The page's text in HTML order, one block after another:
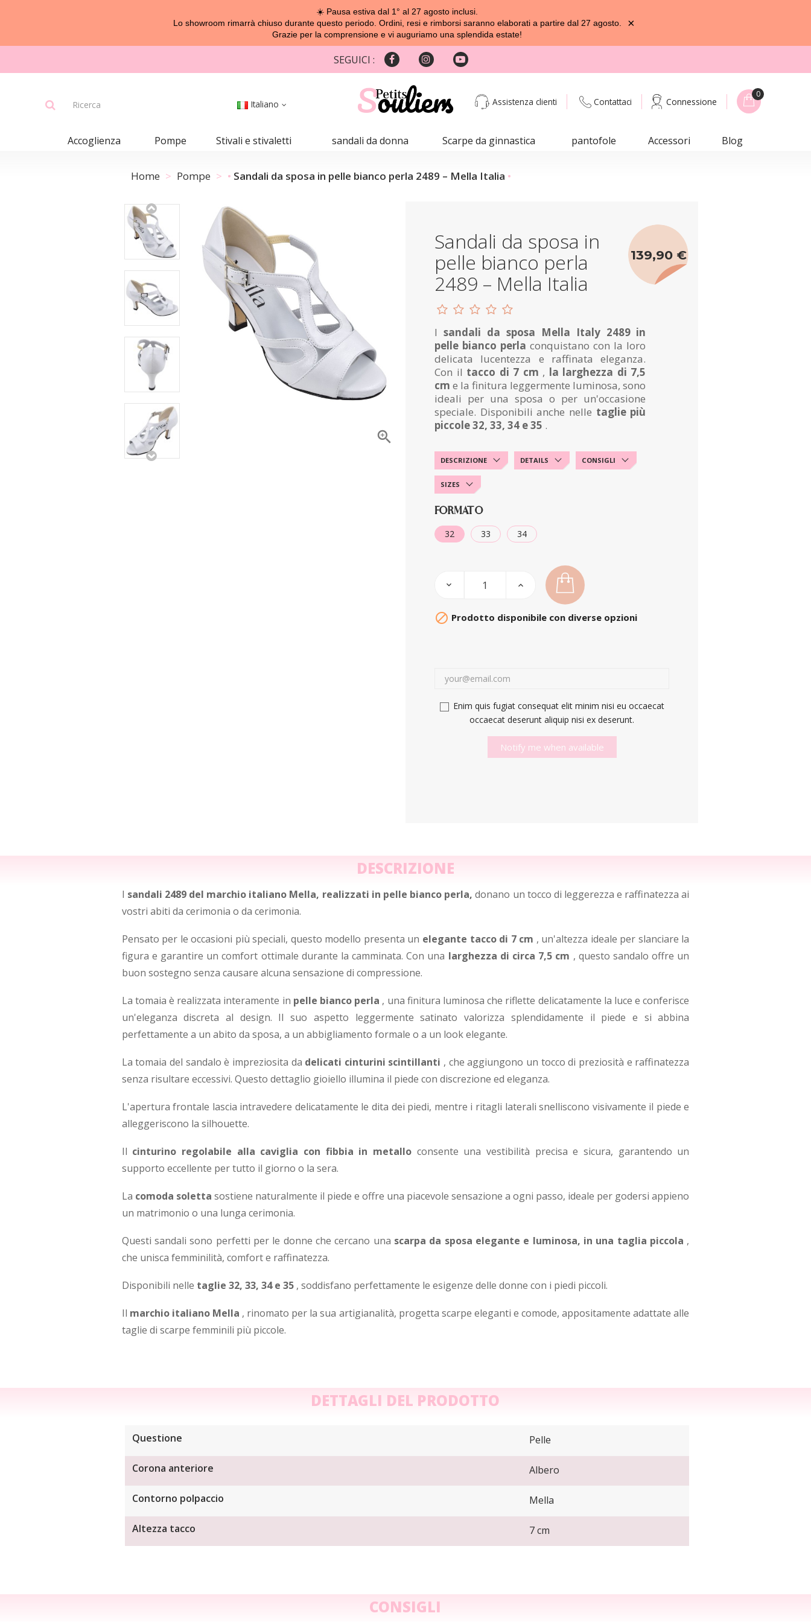
☀️ Pausa estiva dal 1° al 27 agosto inclusi.
Lo showroom rimarrà chiuso durante questo periodo. Ordini, resi e rimborsi saranno elaborati a partire dal 27 agosto.
Grazie per la comprensione e vi auguriamo una splendida estate!
×
SEGUICI :
Italiano Assistenza clienti Contattaci Connessione
0
Accoglienza Pompe Stivali e stivaletti sandali da donna Scarpe da ginnastica pantofole Accessori Blog
Home Pompe Sandali da sposa in pelle bianco perla 2489 – Mella Italia

Sandali da sposa in
pelle bianco perla
2489 – Mella Italia
I sandali da sposa Mella Italy 2489 in
pelle bianco perla conquistano con la loro
delicata lucentezza e raffinata eleganza.
Con il tacco di 7 cm , la larghezza di 7,5
cm e la finitura leggermente luminosa, sono
ideali per una sposa o per un'occasione
speciale. Disponibili anche nelle taglie più
piccole 32, 33, 34 e 35 .
139,90 €
DESCRIZIONE DETAILS CONSIGLI
SIZES
FORMATO
32 33 34
 Prodotto disponibile con diverse opzioni
Enim quis fugiat consequat elit minim nisi eu occaecat
occaecat deserunt aliquip nisi ex deserunt.
Notify me when available
DESCRIZIONE
I sandali 2489 del marchio italiano Mella, realizzati in pelle bianco perla, donano un tocco di leggerezza e raffinatezza ai
vostri abiti da cerimonia o da cerimonia.
Pensato per le occasioni più speciali, questo modello presenta un elegante tacco di 7 cm , un'altezza ideale per slanciare la
figura e garantire un comfort ottimale durante la camminata. Con una larghezza di circa 7,5 cm , questo sandalo offre un
buon sostegno senza causare alcuna sensazione di compressione.
La tomaia è realizzata interamente in pelle bianco perla , una finitura luminosa che riflette delicatamente la luce e conferisce
un'eleganza discreta al design. Il suo aspetto leggermente satinato valorizza splendidamente il piede e si abbina
perfettamente a un abito da sposa, a un abbigliamento formale o a un look elegante.
La tomaia del sandalo è impreziosita da delicati cinturini scintillanti , che aggiungono un tocco di preziosità e raffinatezza
senza risultare eccessivi. Questo dettaglio gioiello illumina il piede con discrezione ed eleganza.
L'apertura frontale lascia intravedere delicatamente le dita dei piedi, mentre i ritagli laterali snelliscono visivamente il piede e
alleggeriscono la silhouette.
Il cinturino regolabile alla caviglia con fibbia in metallo consente una vestibilità precisa e sicura, garantendo un
supporto eccellente per tutto il giorno o la sera.
La comoda soletta sostiene naturalmente il piede e offre una piacevole sensazione a ogni passo, ideale per godersi appieno
un matrimonio o una lunga cerimonia.
Questi sandali sono perfetti per le donne che cercano una scarpa da sposa elegante e luminosa, in una taglia piccola ,
che unisca femminilità, comfort e raffinatezza.
Disponibili nelle taglie 32, 33, 34 e 35, soddisfano perfettamente le esigenze delle donne con i piedi piccoli.
Il marchio italiano Mella , rinomato per la sua artigianalità, progetta scarpe eleganti e comode, appositamente adattate alle
taglie di scarpe femminili più piccole.
DETTAGLI DEL PRODOTTO
Questione Pelle
Corona anteriore Albero
Contorno polpaccio Mella
Altezza tacco 7 cm
CONSIGLI